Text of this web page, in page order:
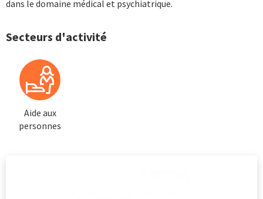
dans le domaine médical et psychiatrique.
Secteurs d'activité
Aide aux
personnes